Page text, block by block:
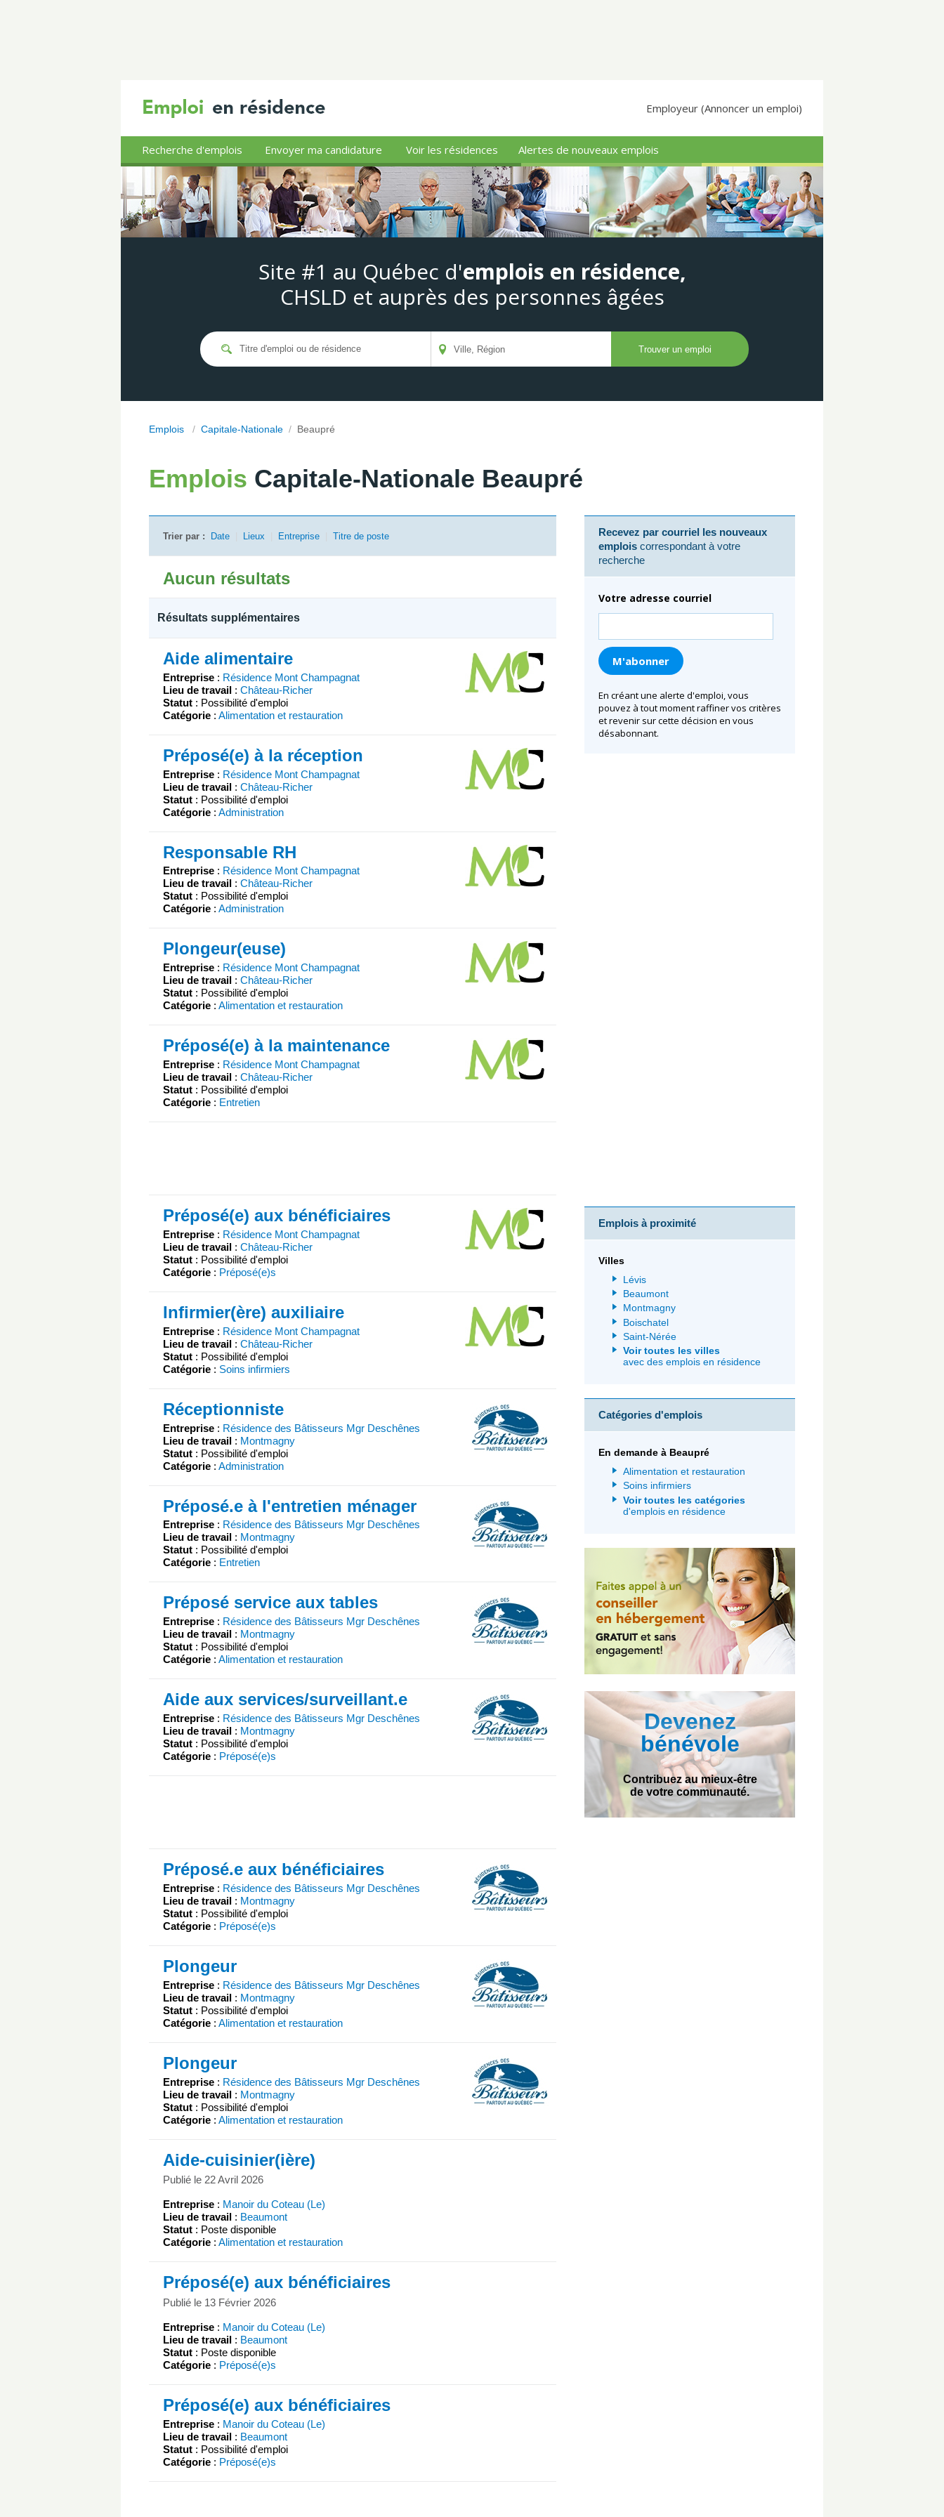
Employeur (Annoncer un emploi)
Recherche d'emplois Envoyer ma candidature Voir les résidences Alertes de nouveaux emplois
Site #1 au Québec d'emplois en résidence,
CHSLD et auprès des personnes âgées
Emplois / Capitale-Nationale / Beaupré
Emplois Capitale-Nationale Beaupré
Trier par : Date Lieux Entreprise Titre de poste
Aucun résultats
Résultats supplémentaires
Aide alimentaire
Entreprise : Résidence Mont Champagnat
Lieu de travail : Château-Richer
Statut : Possibilité d'emploi
Catégorie : Alimentation et restauration
Préposé(e) à la réception
Entreprise : Résidence Mont Champagnat
Lieu de travail : Château-Richer
Statut : Possibilité d'emploi
Catégorie : Administration
Responsable RH
Entreprise : Résidence Mont Champagnat
Lieu de travail : Château-Richer
Statut : Possibilité d'emploi
Catégorie : Administration
Plongeur(euse)
Entreprise : Résidence Mont Champagnat
Lieu de travail : Château-Richer
Statut : Possibilité d'emploi
Catégorie : Alimentation et restauration
Préposé(e) à la maintenance
Entreprise : Résidence Mont Champagnat
Lieu de travail : Château-Richer
Statut : Possibilité d'emploi
Catégorie : Entretien
Préposé(e) aux bénéficiaires
Entreprise : Résidence Mont Champagnat
Lieu de travail : Château-Richer
Statut : Possibilité d'emploi
Catégorie : Préposé(e)s
Infirmier(ère) auxiliaire
Entreprise : Résidence Mont Champagnat
Lieu de travail : Château-Richer
Statut : Possibilité d'emploi
Catégorie : Soins infirmiers
Réceptionniste
Entreprise : Résidence des Bâtisseurs Mgr Deschênes
Lieu de travail : Montmagny
Statut : Possibilité d'emploi
Catégorie : Administration
Préposé.e à l'entretien ménager
Entreprise : Résidence des Bâtisseurs Mgr Deschênes
Lieu de travail : Montmagny
Statut : Possibilité d'emploi
Catégorie : Entretien
Préposé service aux tables
Entreprise : Résidence des Bâtisseurs Mgr Deschênes
Lieu de travail : Montmagny
Statut : Possibilité d'emploi
Catégorie : Alimentation et restauration
Aide aux services/surveillant.e
Entreprise : Résidence des Bâtisseurs Mgr Deschênes
Lieu de travail : Montmagny
Statut : Possibilité d'emploi
Catégorie : Préposé(e)s
Préposé.e aux bénéficiaires
Entreprise : Résidence des Bâtisseurs Mgr Deschênes
Lieu de travail : Montmagny
Statut : Possibilité d'emploi
Catégorie : Préposé(e)s
Plongeur
Entreprise : Résidence des Bâtisseurs Mgr Deschênes
Lieu de travail : Montmagny
Statut : Possibilité d'emploi
Catégorie : Alimentation et restauration
Plongeur
Entreprise : Résidence des Bâtisseurs Mgr Deschênes
Lieu de travail : Montmagny
Statut : Possibilité d'emploi
Catégorie : Alimentation et restauration
Aide-cuisinier(ière)
Publié le 22 Avril 2026
Entreprise : Manoir du Coteau (Le)
Lieu de travail : Beaumont
Statut : Poste disponible
Catégorie : Alimentation et restauration
Préposé(e) aux bénéficiaires
Publié le 13 Février 2026
Entreprise : Manoir du Coteau (Le)
Lieu de travail : Beaumont
Statut : Poste disponible
Catégorie : Préposé(e)s
Préposé(e) aux bénéficiaires
Entreprise : Manoir du Coteau (Le)
Lieu de travail : Beaumont
Statut : Possibilité d'emploi
Catégorie : Préposé(e)s
Recevez par courriel les nouveaux
emplois correspondant à votre
recherche
Votre adresse courriel
En créant une alerte d'emploi, vous
pouvez à tout moment raffiner vos critères
et revenir sur cette décision en vous
désabonnant.
Emplois à proximité
Villes
Lévis
Beaumont
Montmagny
Boischatel
Saint-Nérée
Voir toutes les villes
avec des emplois en résidence
Catégories d'emplois
En demande à Beaupré
Alimentation et restauration
Soins infirmiers
Voir toutes les catégories
d'emplois en résidence
Devenez
bénévole
Contribuez au mieux-être
de votre communauté.